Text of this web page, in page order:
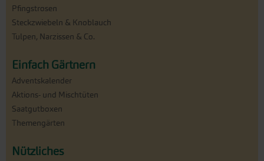
Pfingstrosen
Steckzwiebeln & Knoblauch
Tulpen, Narzissen & Co.
Einfach Gärtnern
Adventskalender
Aktions- und Mischtüten
Saatgutboxen
Themengärten
Nützliches